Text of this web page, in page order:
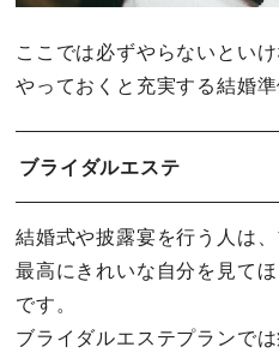
ここでは必ずやらないとい
やっておくと充実する結婚準
ブライダルエステ
結婚式や披露宴を行う人は
最高にきれいな自分を見て
です。
ブライダルエステプランで